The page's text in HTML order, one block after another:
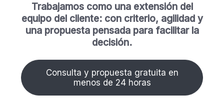
Trabajamos como una extensión del
equipo del cliente: con criterio, agilidad y
una propuesta pensada para facilitar la
decisión.
Consulta y propuesta gratuita en
menos de 24 horas